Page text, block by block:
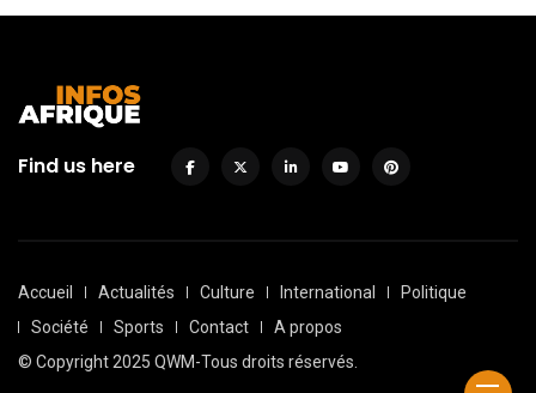
Find us here
Accueil Actualités Culture International
Politique
Société
Sports Contact
A propos
© Copyright 2025 QWM-Tous droits réservés.